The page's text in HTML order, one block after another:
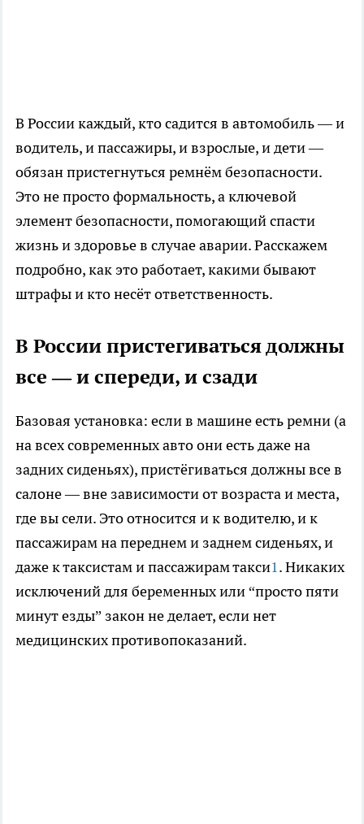
В России каждый, кто садится в автомобиль — и
водитель, и пассажиры, и взрослые, и дети —
обязан пристегнуться ремнём безопасности.
Это не просто формальность, а ключевой
элемент безопасности, помогающий спасти
жизнь и здоровье в случае аварии. Расскажем
подробно, как это работает, какими бывают
штрафы и кто несёт ответственность.
В России пристегиваться должны
все — и спереди, и сзади
Базовая установка: если в машине есть ремни (а
на всех современных авто они есть даже на
задних сиденьях), пристёгиваться должны все в
салоне — вне зависимости от возраста и места,
где вы сели. Это относится и к водителю, и к
пассажирам на переднем и заднем сиденьях, и
даже к таксистам и пассажирам такси1. Никаких
исключений для беременных или “просто пяти
минут езды” закон не делает, если нет
медицинских противопоказаний.